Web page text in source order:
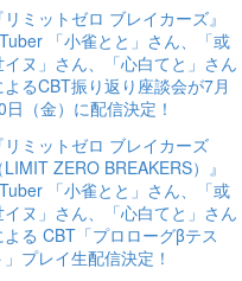
リミットゼロ ブレイカーズ』
「小雀とと」さん、「或
イヌ」さん、「心白てと」さん
よるCBT振り返り座談会が7月
日（金）に配信決定！
リミットゼロ ブレイカーズ
（LIMIT ZERO BREAKERS）』
「小雀とと」さん、「或
イヌ」さん、「心白てと」さん
よる CBT「プロローグβテス
」プレイ生配信決定！